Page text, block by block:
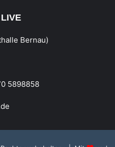
Bernau)
5898858